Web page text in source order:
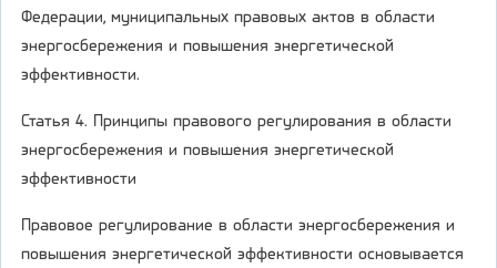
Федерации, муниципальных правовых актов в области
энергосбережения и повышения энергетической
эффективности.
Статья 4. Принципы правового регулирования в области
энергосбережения и повышения энергетической
эффективности
Правовое регулирование в области энергосбережения и
повышения энергетической эффективности основывается